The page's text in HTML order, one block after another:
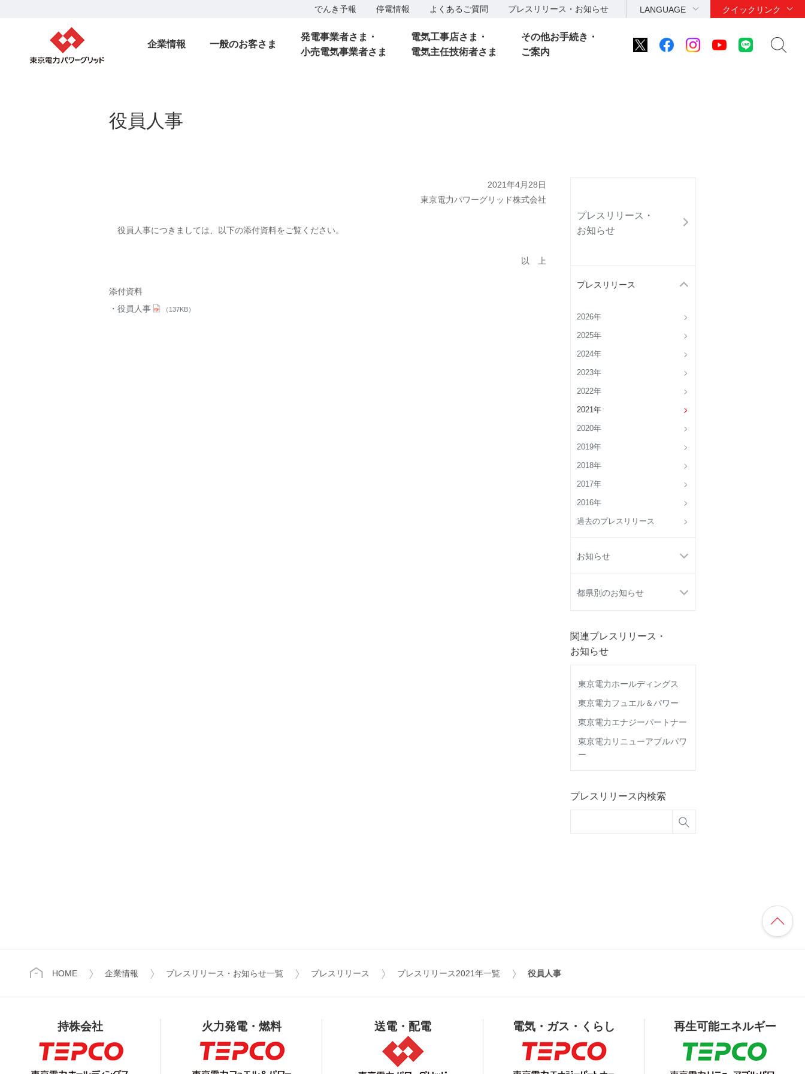
でんき予報 停電情報 よくあるご質問 プレスリリース・お知らせ LANGUAGE クイックリンク
企業情報 一般のお客さま
発電事業者さま・
小売電気事業者さま
電気工事店さま・
電気主任技術者さま
その他お手続き・
ご案内
プレスリリース・
お知らせ
プレスリリース
2026年
2025年
2024年
2023年
2022年
2021年
2020年
2019年
2018年
2017年
2016年
過去のプレスリリース
お知らせ
都県別のお知らせ
関連プレスリリース・
お知らせ
東京電力ホールディングス
東京電力フュエル＆パワー
東京電力エナジーパートナー
東京電力リニューアブルパワ
ー
プレスリリース内検索
役員人事
2021年4月28日
東京電力パワーグリッド株式会社
役員人事につきましては、以下の添付資料をご覧ください。
以 上
添付資料
役員人事
（137KB）
HOME 企業情報 プレスリリース・お知らせ一覧 プレスリリース プレスリリース2021年一覧 役員人事
持株会社 火力発電・燃料 送電・配電 電気・ガス・くらし 再生可能エネルギー